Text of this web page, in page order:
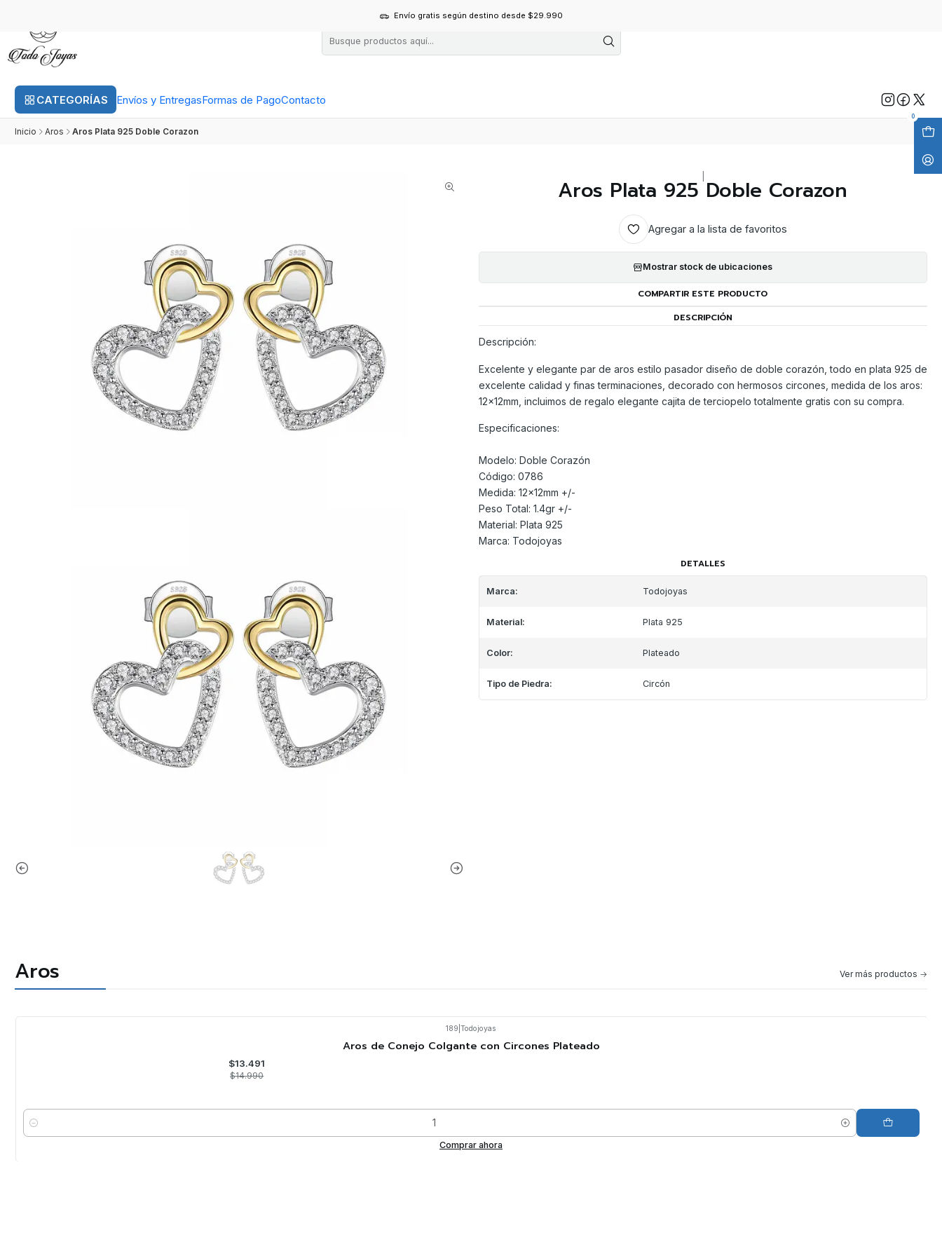
CATEGORÍAS Envíos y EntregasFormas de PagoContacto
0
Envío gratis según destino desde $29.990
Inicio Aros Aros Plata 925 Doble Corazon
Aros Plata 925 Doble Corazon
Agregar a la lista de favoritos
Mostrar stock de ubicaciones
COMPARTIR ESTE PRODUCTO
DESCRIPCIÓN
Descripción:
Excelente y elegante par de aros estilo pasador diseño de doble corazón, todo en plata 925 de
excelente calidad y finas terminaciones, decorado con hermosos circones, medida de los aros:
12x12mm, incluimos de regalo elegante cajita de terciopelo totalmente gratis con su compra.
Especificaciones:
Modelo: Doble Corazón
Código: 0786
Medida: 12x12mm +/-
Peso Total: 1.4gr +/-
Material: Plata 925
Marca: Todojoyas
DETALLES
Marca: Todojoyas
Material: Plata 925
Color: Plateado
Tipo de Piedra: Circón
Aros Ver más productos
189 Todojoyas
Aros de Conejo Colgante con Circones Plateado
$13.491
$14.990
Cantidad
Comprar ahora